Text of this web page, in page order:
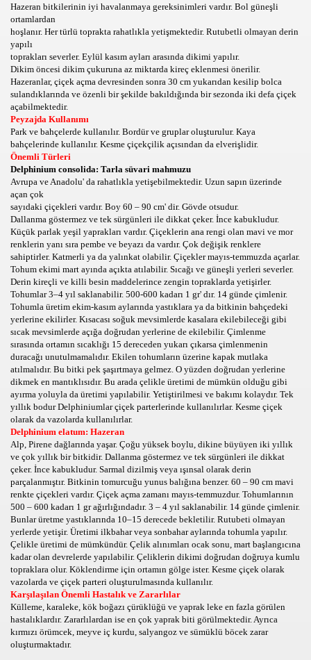
Hazeran bitkilerinin iyi havalanmaya gereksinimleri vardır. Bol güneşli
ortamlardan
hoşlanır. Her türlü toprakta rahatlıkla yetişmektedir. Rutubetli olmayan derin
yapılı
toprakları severler. Eylül kasım ayları arasında dikimi yapılır.
Dikim öncesi dikim çukuruna az miktarda kireç eklenmesi önerilir.
Hazeranlar, çiçek açma devresinden sonra 30 cm yukarıdan kesilip bolca
sulandıklarında ve özenli bir şekilde bakıldığında bir sezonda iki defa çiçek
açabilmektedir.
Peyzajda Kullanımı
Park ve bahçelerde kullanılır. Bordür ve gruplar oluşturulur. Kaya
bahçelerinde kullanılır. Kesme çiçekçilik açısından da elverişlidir.
Önemli Türleri
Delphinium consolida: Tarla süvari mahmuzu
Avrupa ve Anadolu' da rahatlıkla yetişebilmektedir. Uzun sapın üzerinde
açan çok
sayıdaki çiçekleri vardır. Boy 60 – 90 cm' dir. Gövde otsudur.
Dallanma göstermez ve tek sürgünleri ile dikkat çeker. İnce kabukludur.
Küçük parlak yeşil yaprakları vardır. Çiçeklerin ana rengi olan mavi ve mor
renklerin yanı sıra pembe ve beyazı da vardır. Çok değişik renklere
sahiptirler. Katmerli ya da yalınkat olabilir. Çiçekler mayıs-temmuzda açarlar.
Tohum ekimi mart ayında açıkta atılabilir. Sıcağı ve güneşli yerleri severler.
Derin kireçli ve killi besin maddelerince zengin topraklarda yetişirler.
Tohumlar 3–4 yıl saklanabilir. 500-600 kadarı 1 gr' dır. 14 günde çimlenir.
Tohumla üretim ekim-kasım aylarında yastıklara ya da bitkinin bahçedeki
yerlerine ekilirler. Kısacası soğuk mevsimlerde kasalara ekilebileceği gibi
sıcak mevsimlerde açığa doğrudan yerlerine de ekilebilir. Çimlenme
sırasında ortamın sıcaklığı 15 dereceden yukarı çıkarsa çimlenmenin
duracağı unutulmamalıdır. Ekilen tohumların üzerine kapak mutlaka
atılmalıdır. Bu bitki pek şaşırtmaya gelmez. O yüzden doğrudan yerlerine
dikmek en mantıklısıdır. Bu arada çelikle üretimi de mümkün olduğu gibi
ayırma yoluyla da üretimi yapılabilir. Yetiştirilmesi ve bakımı kolaydır. Tek
yıllık bodur Delphiniumlar çiçek parterlerinde kullanılırlar. Kesme çiçek
olarak da vazolarda kullanılırlar.
Delphinium elatum: Hazeran
Alp, Pirene dağlarında yaşar. Çoğu yüksek boylu, dikine büyüyen iki yıllık
ve çok yıllık bir bitkidir. Dallanma göstermez ve tek sürgünleri ile dikkat
çeker. İnce kabukludur. Sarmal dizilmiş veya ışınsal olarak derin
parçalanmıştır. Bitkinin tomurcuğu yunus balığına benzer. 60 – 90 cm mavi
renkte çiçekleri vardır. Çiçek açma zamanı mayıs-temmuzdur. Tohumlarının
500 – 600 kadarı 1 gr ağırlığındadır. 3 – 4 yıl saklanabilir. 14 günde çimlenir.
Bunlar üretme yastıklarında 10–15 derecede bekletilir. Rutubeti olmayan
yerlerde yetişir. Üretimi ilkbahar veya sonbahar aylarında tohumla yapılır.
Çelikle üretimi de mümkündür. Çelik alınımları ocak sonu, mart başlangıcına
kadar olan devrelerde yapılabilir. Çeliklerin dikimi doğrudan doğruya kumlu
topraklara olur. Köklendirme için ortamın gölge ister. Kesme çiçek olarak
vazolarda ve çiçek parteri oluşturulmasında kullanılır.
Karşılaşılan Önemli Hastalık ve Zararlılar
Külleme, karaleke, kök boğazı çürüklüğü ve yaprak leke en fazla görülen
hastalıklardır. Zararlılardan ise en çok yaprak biti görülmektedir. Ayrıca
kırmızı örümcek, meyve iç kurdu, salyangoz ve sümüklü böcek zarar
oluşturmaktadır.
VE HASATI,SEBZE HAKKINDA
DOĞA HAYATI,HAYVANLARDAKİ
YETİŞTİRME VE EKİMİ
BÖCEK, BÖCEK İLAÇLAMA, BÖCEK
BAKIMI VE NASIL DİKİLİR,TÜM
DİKİMİ,GÜL DİKMEK İÇİN
YETİŞTİRİCİLİĞİ
ÇİÇEĞİ
ÇEÇEĞİ,RESİMLERİ,BİLGİLERİ
SIKLIKLA SULANMALI,BAKIMI
ÇİÇEĞİ,BEGONYA DİKME,SULAMA
HAKKINDA,SULAMA,BAKIM,SAKSI DEĞİŞTİRME